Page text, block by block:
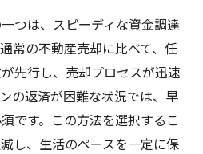
つは、スピーディな資金調達
常の不動産売却に比べて、任
先行し、売却プロセスが迅速
の返済が困難な状況では、早
です。この方法を選択するこ
し、生活のペースを一定に保